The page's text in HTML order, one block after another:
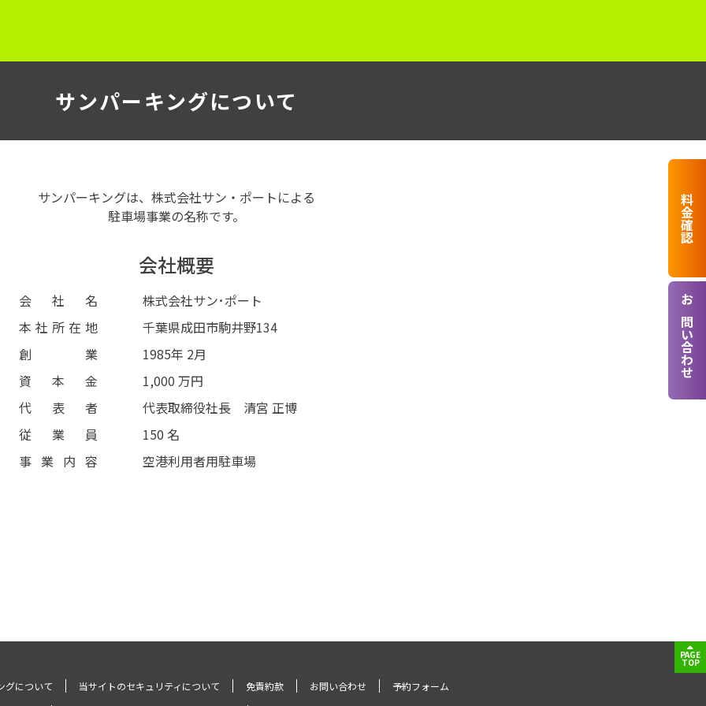
サンパーキングについて
サンパーキングは、株式会社サン・ポートによる
駐車場事業の名称です。
会社概要
会社名
株式会社サン･ポート
本社所在地
千葉県成田市駒井野134
創業
1985年 2月
資本金
1,000 万円
代表者
代表取締役社長 清宮 正博
従業員
150 名
事業内容
空港利用者用駐車場
グについて 当サイトのセキュリティについて 免責約款 お問い合わせ
予約フォーム
PAGE
TOP
料金確認
お問い合わせ